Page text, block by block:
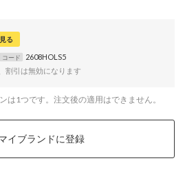
る
コード
2608HOLS5
割引は無効になります
1つです。注文後の適用はできません。
イブランドに登録